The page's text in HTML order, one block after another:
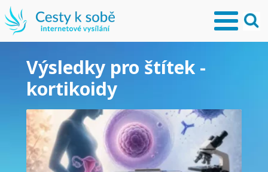
Výsledky pro štítek -
kortikoidy